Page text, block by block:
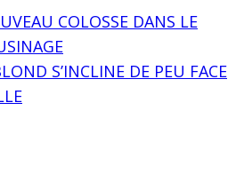
COLOSSE DANS LE
S’INCLINE DE PEU FACE